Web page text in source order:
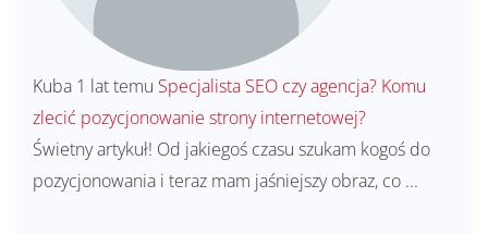
Kuba 1 lat temu Specjalista SEO czy agencja? Komu
zlecić pozycjonowanie strony internetowej?
Świetny artykuł! Od jakiegoś czasu szukam kogoś do
pozycjonowania i teraz mam jaśniejszy obraz, co ...